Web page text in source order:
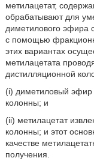
метилацетат,
обрабатывают для
диметилового эфира
с помощью
этих вариантах
метилацетата
дистилляционной
(i) диметиловый эфир
колонны; и
(ii) метилацетат
колонны; и этот
качестве
получения.